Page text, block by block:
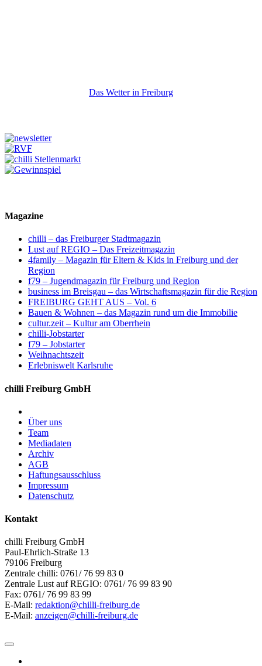
Das Wetter in Freiburg
Magazine
chilli – das Freiburger Stadtmagazin
Lust auf REGIO – Das Freizeitmagazin
4family – Magazin für Eltern & Kids in Freiburg und der
Region
f79 – Jugendmagazin für Freiburg und Region
business im Breisgau – das Wirtschaftsmagazin für die Region
FREIBURG GEHT AUS – Vol. 6
Bauen & Wohnen – das Magazin rund um die Immobilie
cultur.zeit – Kultur am Oberrhein
chilli-Jobstarter
f79 – Jobstarter
Weihnachtszeit
Erlebniswelt Karlsruhe
chilli Freiburg GmbH
Über uns
Team
Mediadaten
Archiv
AGB
Haftungsausschluss
Impressum
Datenschutz
Kontakt
chilli Freiburg GmbH
Paul-Ehrlich-Straße 13
79106 Freiburg
Zentrale chilli: 0761/ 76 99 83 0
Zentrale Lust auf REGIO: 0761/ 76 99 83 90
Fax: 0761/ 76 99 83 99
E-Mail: redaktion@chilli-freiburg.de
E-Mail: anzeigen@chilli-freiburg.de